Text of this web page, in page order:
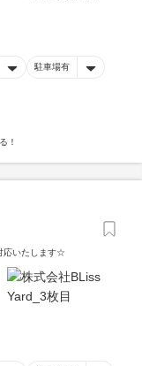
駐車場有
！
応いたします☆